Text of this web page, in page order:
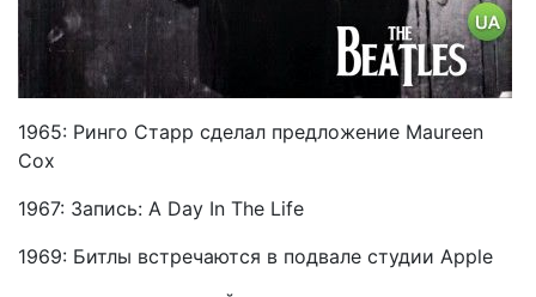
1965: Ринго Старр сделал предложение Maureen
Cox
1967: Запись: A Day In The Life
1969: Битлы встречаются в подвале студии Apple